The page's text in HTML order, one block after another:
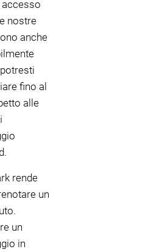
nostre
anche
fino al
alle
rende
un
un
in